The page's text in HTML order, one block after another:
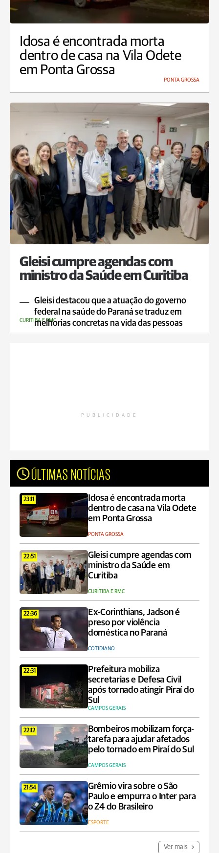
Idosa é encontrada morta
dentro de casa na Vila Odete
em Ponta Grossa
PONTA GROSSA
Gleisi cumpre agendas com
ministro da Saúde em Curitiba
Gleisi destacou que a atuação do governo
federal na saúde do Paraná se traduz em
melhorias concretas na vida das pessoas
CURITIBA E RMC
PUBLICIDADE
ÚLTIMAS NOTÍCIAS
23:11
Idosa é encontrada morta
dentro de casa na Vila Odete
em Ponta Grossa
PONTA GROSSA
22:51
Gleisi cumpre agendas com
ministro da Saúde em
Curitiba
CURITIBA E RMC
22:36
Ex-Corinthians, Jadson é
preso por violência
doméstica no Paraná
COTIDIANO
22:31
Prefeitura mobiliza
secretarias e Defesa Civil
após tornado atingir Piraí do
Sul
CAMPOS GERAIS
22:12
Bombeiros mobilizam força-
tarefa para ajudar afetados
pelo tornado em Piraí do Sul
CAMPOS GERAIS
21:54
Grêmio vira sobre o São
Paulo e empurra o Inter para
o Z4 do Brasileiro
ESPORTE
Ver mais